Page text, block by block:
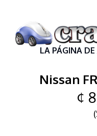
LA PÁGINA
Nissan
¢